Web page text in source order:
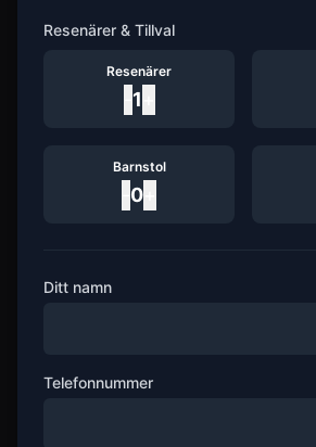
Resenärer & Tillval
Resenärer
1
Barnstol
0
Ditt namn
Telefonnummer